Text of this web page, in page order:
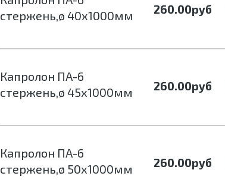
стержень,ø 40х1000мм
260.00руб
Капролон ПА-6
стержень,ø 45х1000мм
260.00руб
Капролон ПА-6
стержень,ø 50х1000мм
260.00руб